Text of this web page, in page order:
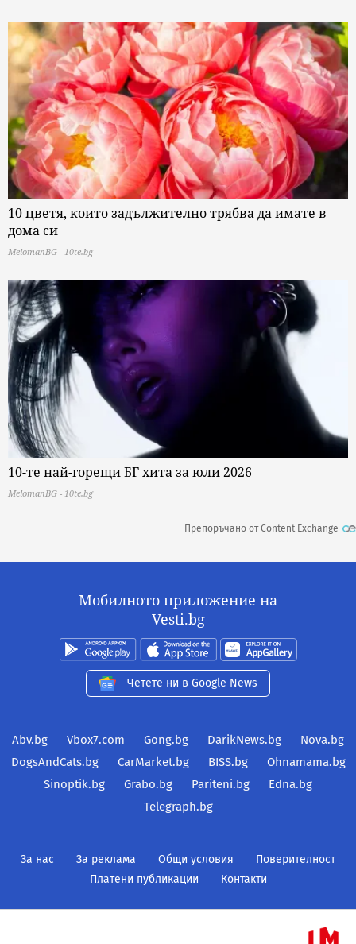
10 цветя, които задължително трябва да имате в
дома си
MelomanBG - 10te.bg
10-те най-горещи БГ хита за юли 2026
MelomanBG - 10te.bg
Препоръчано от Content Exchange
Мобилното приложение на
Vesti.bg
Четете ни в Google News
Abv.bg Vbox7.com Gong.bg DarikNews.bg
Nova.bg
DogsAndCats.bg
CarMarket.bg BISS.bg
Ohnamama.bg
Sinoptik.bg
Grabo.bg Pariteni.bg
Edna.bg
Telegraph.bg
За нас За реклама Общи условия
Поверителност
Платени публикации
Контакти